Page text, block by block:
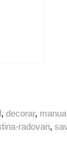
decorar
radovan